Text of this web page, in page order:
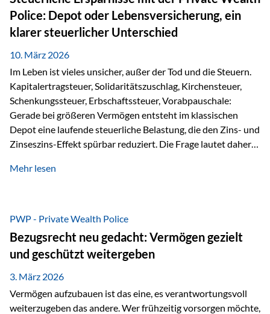
von „gut beraten“ können absolvierte Bildungsmaßnahmen
zentral erfasst und dokumentiert werden. „gut beraten“
zertifiziert Als zertifizierter Bildungsanbieter können unsere
Webinare nun für die…
Police: Depot oder Lebensversicherung, ein
klarer steuerlicher Unterschied
10. März 2026
Im Leben ist vieles unsicher, außer der Tod und die Steuern.
Kapitalertragsteuer, Solidaritätszuschlag, Kirchensteuer,
Schenkungssteuer, Erbschaftssteuer, Vorabpauschale:
Gerade bei größeren Vermögen entsteht im klassischen
Depot eine laufende steuerliche Belastung, die den Zins- und
Zinseszins-Effekt spürbar reduziert. Die Frage lautet daher:
nicht laufend Kapital entziehen – sondern möglichst lange im
Privatdepot fallen an: Abgeltungssteuer Fondsbesteuerung
(Vorabpauschale, Teilfreistellung) Kein steuerlicher Abzug
der Vermögensverwaltungs-Gebühren /
Depotbankgebühren Jährliches Steuerreporting erforderlich
Zinsen, Dividenden und Kursgewinne werden laufend
besteuert.
Mehr lesen
PWP - Private Wealth Police
Bezugsrecht neu gedacht: Vermögen gezielt
und geschützt weitergeben
3. März 2026
Vermögen aufzubauen ist das eine, es verantwortungsvoll
weiterzugeben das andere. Wer frühzeitig vorsorgen möchte,